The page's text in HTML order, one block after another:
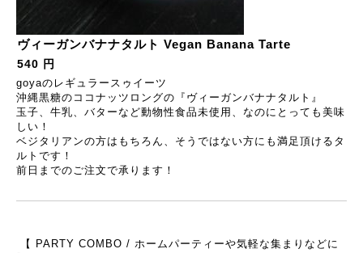
ヴィーガンバナナタルト Vegan Banana Tarte
540 円
goyaのレギュラースゥイーツ
沖縄黒糖のココナッツロングの『ヴィーガンバナナタルト』
玉子、牛乳、バターなど動物性食品未使用、なのにとっても美味
しい！
ベジタリアンの方はもちろん、そうではない方にも満足頂けるタ
ルトです！
前日までのご注文で承ります！
【 PARTY COMBO / ホームパーティーや気軽な集まりなどに